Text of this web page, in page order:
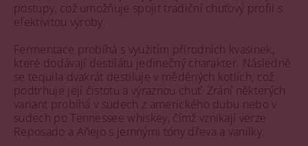
postupy, což umožňuje spojit tradiční chuťový profil s
efektivitou výroby.
Fermentace probíhá s využitím přírodních kvasinek,
které dodávají destilátu jedinečný charakter. Následně
se tequila dvakrát destiluje v měděných kotlích, což
podtrhuje její čistotu a výraznou chuť. Zrání některých
variant probíhá v sudech z amerického dubu nebo v
sudech po Tennessee whiskey, čímž vznikají verze
Reposado a Añejo s jemnými tóny dřeva a vanilky.